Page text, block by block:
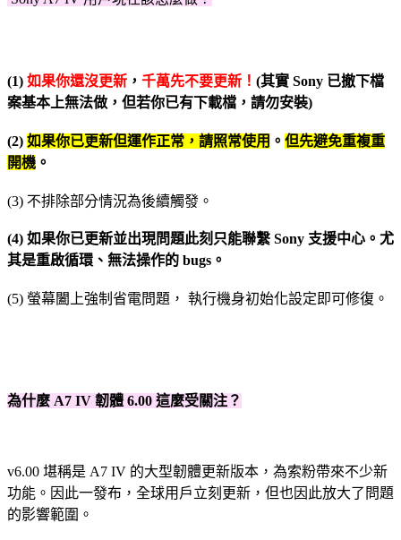
(1) 如果你還沒更新 ， 千萬先不要更新！ (其實 Sony 已撤下檔
案基本上無法做，但若你已有下載檔，請勿安裝)
(2) 如果你已更新但運作正常，請照常使用 。 但先避免重複重
開機 。
(3) 不排除部分情況為後續觸發。
(4) 如果你已更新並出現問題此刻只能聯繫 Sony 支援中心。尤
其是重啟循環、無法操作的 bugs。
(5) 螢幕闔上強制省電問題， 執行機身初始化設定即可修復。
為什麼 A7 IV 韌體 6.00 這麼受關注？
v6.00 堪稱是 A7 IV 的大型韌體更新版本，為索粉帶來不少新
功能。因此一發布，全球用戶立刻更新，但也因此放大了問題
的影響範圍。